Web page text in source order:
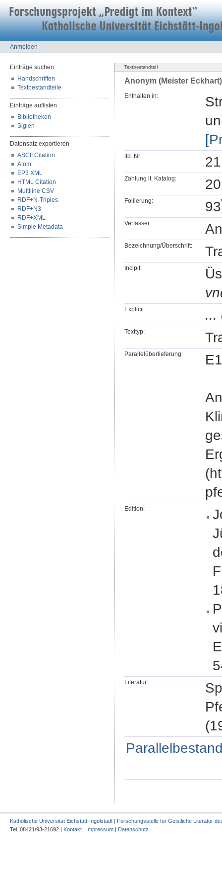
Anmelden
Einträge suchen
Handschriften
Textbestandteile
Einträge auflisten
Bibliotheken
Siglen
Datensatz exportieren
ASCII Citation
Atom
EP3 XML
HTML Citation
Multiline CSV
RDF+N-Triples
RDF+N3
RDF+XML
Simple Metadata
Textbestandteil
Anonym (Meister
Enthalten in:
lfd. Nr.: 21
Zählung lt. Katalog: 20
Foliierung: 93
Verfasser:
Bezeichnung/Überschrift:
Incipit:
Explicit: ...
Texttyp:
Parallelüberlieferung:
Edition:
Literatur:
Katholische Universität Eichstätt-Ingolstadt | Forschungsstelle für Geistliche Literatur
Tel. 08421/93-21692 | Kontakt | Impressum | Datenschutz